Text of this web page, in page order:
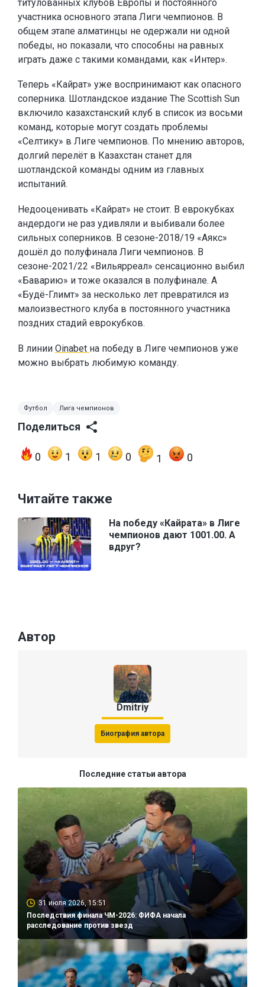
титулованных клубов Европы и постоянного
участника основного этапа Лиги чемпионов. В
общем этапе алматинцы не одержали ни одной
победы, но показали, что способны на равных
играть даже с такими командами, как «Интер».
Теперь «Кайрат» уже воспринимают как опасного
соперника. Шотландское издание The Scottish Sun
включило казахстанский клуб в список из восьми
команд, которые могут создать проблемы
«Селтику» в Лиге чемпионов. По мнению авторов,
долгий перелёт в Казахстан станет для
шотландской команды одним из главных
испытаний.
Недооценивать «Кайрат» не стоит. В еврокубках
андердоги не раз удивляли и выбивали более
сильных соперников. В сезоне-2018/19 «Аякс»
дошёл до полуфинала Лиги чемпионов. В
сезоне-2021/22 «Вильярреал» сенсационно выбил
«Баварию» и тоже оказался в полуфинале. А
«Будё-Глимт» за несколько лет превратился из
малоизвестного клуба в постоянного участника
поздних стадий еврокубков.
В линии Oinabet на победу в Лиге чемпионов уже
можно выбрать любимую команду.
Футбол Лига чемпионов
Поделиться
0 1 1 0 1 0
Читайте также
На победу «Кайрата» в Лиге
чемпионов дают 1001.00. А
вдруг?
Автор
Dmitriy
Биография автора
Последние статьи автора
31 июля 2026, 15:51
Последствия финала ЧМ-2026: ФИФА начала
расследование против звезд